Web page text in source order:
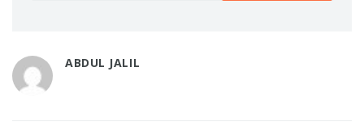
ABDUL JALIL